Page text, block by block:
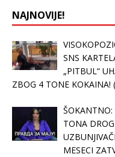
NAJNOVIJE!
SNS
„PITBUL“
ZBOG 4 TONE KOKAINA!
ŠOKANTNO:
TONA
MESECI